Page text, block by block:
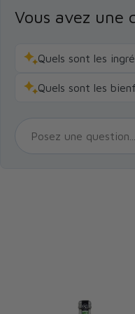
Vous avez une
Quels sont les
Quels sont les